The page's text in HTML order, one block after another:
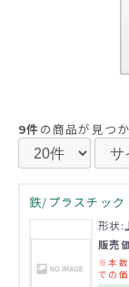
9件の商品が見つ
鉄/プラスチッ
形状:
販売
※本数
での